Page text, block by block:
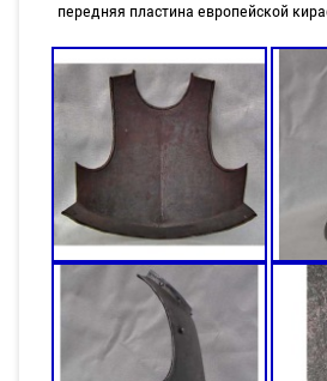
передняя пластина европейской